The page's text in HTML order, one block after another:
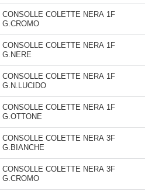
CONSOLLE COLETTE NERA 1F
G.CROMO
CONSOLLE COLETTE NERA 1F
G.NERE
CONSOLLE COLETTE NERA 1F
G.N.LUCIDO
CONSOLLE COLETTE NERA 1F
G.OTTONE
CONSOLLE COLETTE NERA 3F
G.BIANCHE
CONSOLLE COLETTE NERA 3F
G.CROMO